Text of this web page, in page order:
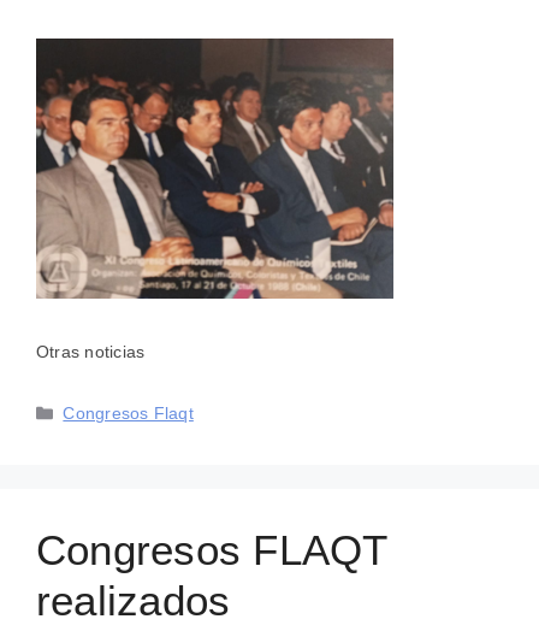
Otras noticias
Categorías
Congresos Flaqt
Congresos FLAQT
realizados